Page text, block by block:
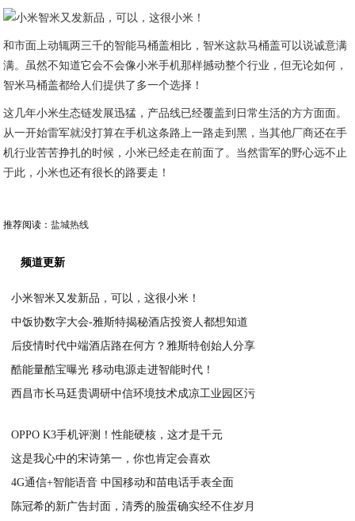
和市面上动辄两三千的智能马桶盖相比，智米这款马桶盖可以说诚意满
满。虽然不知道它会不会像小米手机那样撼动整个行业，但无论如何，
智米马桶盖都给人们提供了多一个选择！
这几年小米生态链发展迅猛，产品线已经覆盖到日常生活的方方面面。
从一开始雷军就没打算在手机这条路上一路走到黑，当其他厂商还在手
机行业苦苦挣扎的时候，小米已经走在前面了。当然雷军的野心远不止
于此，小米也还有很长的路要走！
推荐阅读：盐城热线
频道更新
小米智米又发新品，可以，这很小米！
中饭协数字大会-雅斯特揭秘酒店投资人都想知道
后疫情时代中端酒店路在何方？雅斯特创始人分享
酷能量酷宝曝光 移动电源走进智能时代！
西昌市长马廷贵调研中信环境技术成凉工业园区污
OPPO K3手机评测！性能硬核，这才是千元
这是我心中的宋诗第一，你也肯定会喜欢
4G通信+智能语音 中国移动和苗电话手表全面
陈冠希的新广告封面，清秀的脸蛋确实经不住岁月